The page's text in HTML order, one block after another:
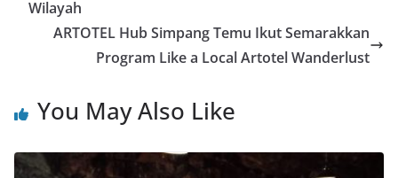
Wilayah
ARTOTEL Hub Simpang Temu Ikut Semarakkan
Program Like a Local Artotel Wanderlust
You May Also Like